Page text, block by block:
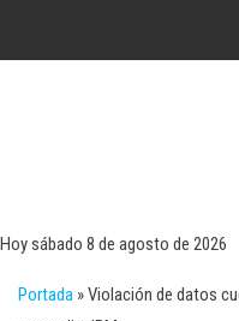
Hoy sábado 8 de agosto de 2026
Portada »Violación de datos